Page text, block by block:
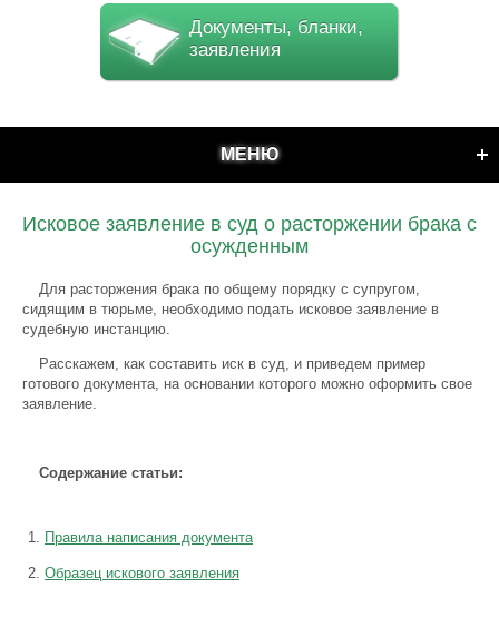
Документы, бланки,
заявления
МЕНЮ
Исковое заявление в суд о расторжении брака с
осужденным
Для расторжения брака по общему порядку с супругом,
сидящим в тюрьме, необходимо подать исковое заявление в
судебную инстанцию.
Расскажем, как составить иск в суд, и приведем пример
готового документа, на основании которого можно оформить свое
заявление.
Содержание статьи:
Правила написания документа
Образец искового заявления